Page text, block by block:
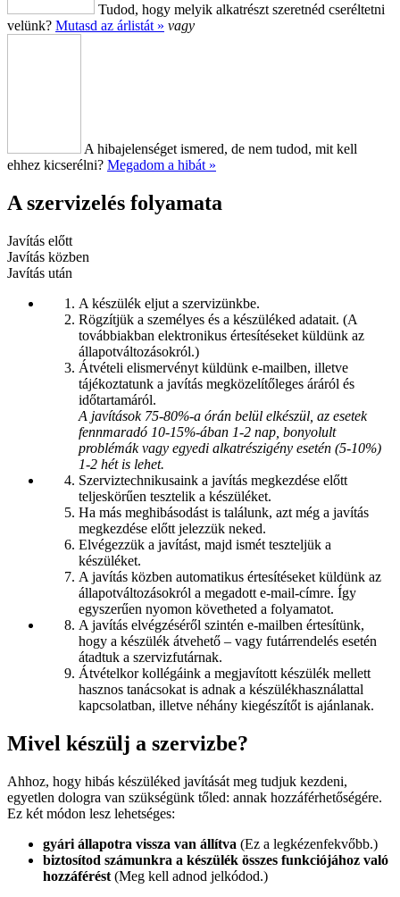
Tudod, hogy melyik alkatrészt szeretnéd cseréltetni
velünk? Mutasd az árlistát » vagy
A hibajelenséget ismered, de nem tudod, mit kell
ehhez kicserélni? Megadom a hibát »
A szervizelés folyamata
Javítás előtt
Javítás közben
Javítás után
A készülék eljut a szervizünkbe.
Rögzítjük a személyes és a készüléked adatait. (A
továbbiakban elektronikus értesítéseket küldünk az
állapotváltozásokról.)
Átvételi elismervényt küldünk e-mailben, illetve
tájékoztatunk a javítás megközelítőleges áráról és
időtartamáról.
A javítások 75-80%-a órán belül elkészül, az esetek
fennmaradó 10-15%-ában 1-2 nap, bonyolult
problémák vagy egyedi alkatrészigény esetén (5-10%)
1-2 hét is lehet.
Szerviztechnikusaink a javítás megkezdése előtt
teljeskörűen tesztelik a készüléket.
Ha más meghibásodást is találunk, azt még a javítás
megkezdése előtt jelezzük neked.
Elvégezzük a javítást, majd ismét teszteljük a
készüléket.
A javítás közben automatikus értesítéseket küldünk az
állapotváltozásokról a megadott e-mail-címre. Így
egyszerűen nyomon követheted a folyamatot.
A javítás elvégzéséről szintén e-mailben értesítünk,
hogy a készülék átvehető – vagy futárrendelés esetén
átadtuk a szervizfutárnak.
Átvételkor kollégáink a megjavított készülék mellett
hasznos tanácsokat is adnak a készülékhasználattal
kapcsolatban, illetve néhány kiegészítőt is ajánlanak.
Mivel készülj a szervizbe?
Ahhoz, hogy hibás készüléked javítását meg tudjuk kezdeni,
egyetlen dologra van szükségünk tőled: annak hozzáférhetőségére.
Ez két módon lesz lehetséges:
gyári állapotra vissza van állítva (Ez a legkézenfekvőbb.)
biztosítod számunkra a készülék összes funkciójához való
hozzáférést (Meg kell adnod jelkódod.)